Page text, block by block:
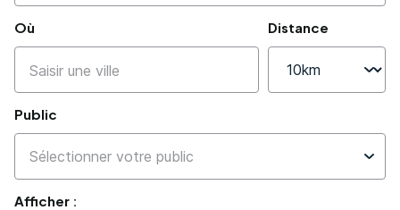
Où Distance
Public
Afficher :